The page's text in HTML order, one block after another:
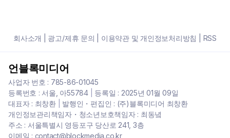
회사소개 광고/제휴 문의 이용약관 및 개인정보처리방침 RSS
언블록미디어
사업자 번호 : 785-86-01045
등록번호 : 서울, 아55784| 등록일 : 2025년 01월 09일
대표자 : 최창환| 발행인・편집인 : (주)블록미디어 최창환
개인정보관리책임자・청소년보호책임자 : 최동녘
주소 : 서울특별시 영등포구 당산로 241, 3층
이메일 : contact@blockmedia.co.kr